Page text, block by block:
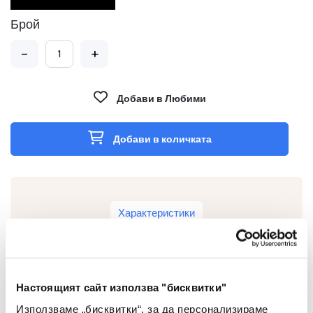
Настоящият сайт използва "бисквитки"
Използваме „бисквитки“, за да персонализираме
Брой
- +
Добави в Любими
Добави в количката
Характеристики
Тип Автоматичен